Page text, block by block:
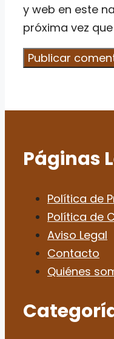
y web en este
próxima vez
Páginas
Política de
Política de
Aviso Legal
Contacto
Quiénes